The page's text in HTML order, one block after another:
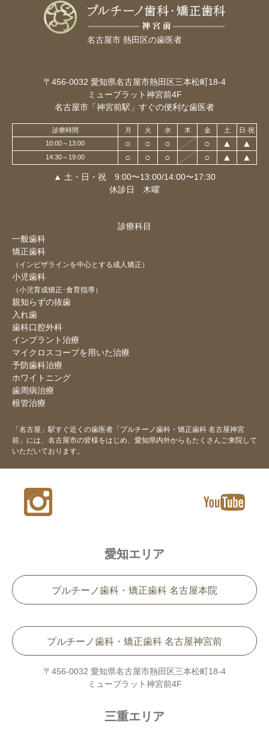
名古屋市 熱田区の歯医者
〒456-0032 愛知県名古屋市熱田区三本松町18-4
ミュープラット神宮前4F
名古屋市「神宮前駅」すぐの便利な歯医者
診療時間 月 火 水 木 金 土
日·祝
10:00～13:00
○ ○ ○ ○ ▲ ▲
14:30～19:00 ○ ○ ○ ○ ▲ ▲
▲ 土・日・祝 9:00〜13:00/14:00〜17:30
休診日 木曜
診療科目
一般歯科
矯正歯科
（インビザラインを中心とする成人矯正）
小児歯科
（小児育成矯正･食育指導）
親知らずの抜歯
入れ歯
歯科口腔外科
インプラント治療
マイクロスコープを用いた治療
予防歯科治療
ホワイトニング
歯周病治療
根管治療
「名古屋」駅すぐ近くの歯医者「プルチーノ歯科・矯正歯科 名古屋神宮
前」には、名古屋市の皆様をはじめ、 愛知県内外からもたくさんご来院して
いただいております。
愛知エリア
プルチーノ歯科・矯正歯科 名古屋本院
プルチーノ歯科・矯正歯科 名古屋神宮前
〒456-0032 愛知県名古屋市熱田区三本松町18-4
ミュープラット神宮前4F
三重エリア